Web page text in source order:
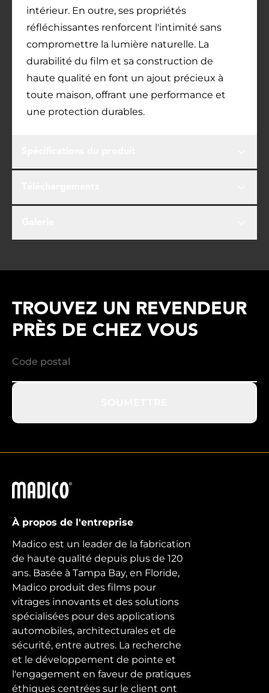
intérieur. En outre, ses propriétés
réfléchissantes renforcent l'intimité sans
compromettre la lumière naturelle. La
durabilité du film et sa construction de
haute qualité en font un ajout précieux à
toute maison, offrant une performance et
une protection durables.
TROUVEZ UN REVENDEUR
PRÈS DE CHEZ VOUS
Madico
À propos de l'entreprise
Madico est un leader de la fabrication
de haute qualité depuis plus de 120
ans. Basée à Tampa Bay, en Floride,
Madico produit des films pour
vitrages innovants et des solutions
spécialisées pour des applications
automobiles, architecturales et de
sécurité, entre autres. La recherche
et le développement de pointe et
l'engagement en faveur de pratiques
éthiques centrées sur le client ont